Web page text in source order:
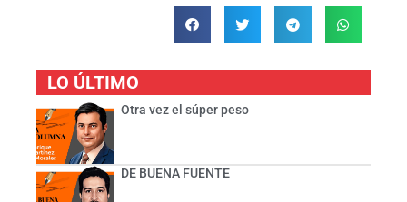
LO ÚLTIMO
Otra vez el súper peso
DE BUENA FUENTE